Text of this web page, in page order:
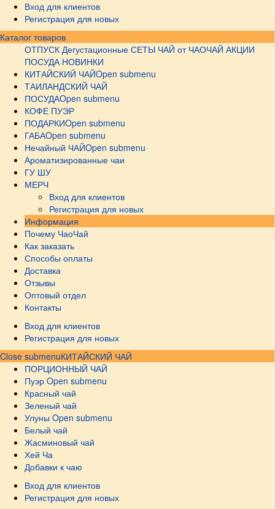
Вход для клиентов
Регистрация для новых
Каталог товаров
ОТПУСК Дегустационные СЕТЫ ЧАЙ от ЧАОЧАЙ АКЦИИ
ПОСУДА НОВИНКИ
КИТАЙСКИЙ ЧАЙOpen submenu
ТАИЛАНДСКИЙ ЧАЙ
ПОСУДАOpen submenu
КОФЕ ПУЭР
ПОДАРКИOpen submenu
ГАБАOpen submenu
Нечайный ЧАЙOpen submenu
Ароматизированные чаи
ГУ ШУ
МЕРЧ
Вход для клиентов
Регистрация для новых
Информация
Почему ЧаоЧай
Как заказать
Способы оплаты
Доставка
Отзывы
Оптовый отдел
Контакты
Вход для клиентов
Регистрация для новых
Close submenuКИТАЙСКИЙ ЧАЙ
ПОРЦИОННЫЙ ЧАЙ
Пуэр Open submenu
Красный чай
Зеленый чай
Улуны Open submenu
Белый чай
Жасминовый чай
Хей Ча
Добавки к чаю
Вход для клиентов
Регистрация для новых